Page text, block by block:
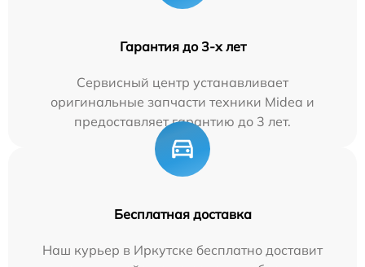
Гарантия до 3-х лет
Сервисный центр устанавливает
оригинальные запчасти техники Midea и
предоставляет гарантию до 3 лет.
Бесплатная доставка
Наш курьер в Иркутске бесплатно доставит